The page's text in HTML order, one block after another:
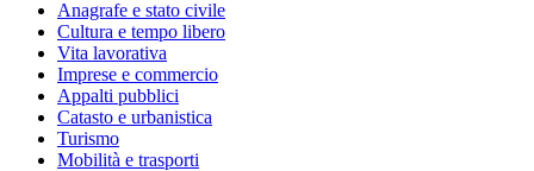
Anagrafe e stato civile
Cultura e tempo libero
Vita lavorativa
Imprese e commercio
Appalti pubblici
Catasto e urbanistica
Turismo
Mobilità e trasporti